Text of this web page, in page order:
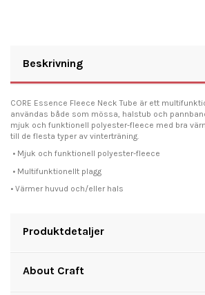
Beskrivning
CORE Essence Fleece Neck Tube är ett
användas både som mössa, halstub och
mjuk och funktionell polyester-fleece med bra
till de flesta typer av vinterträning.
• Mjuk och funktionell polyester-fleece
• Multifunktionellt plagg
• Värmer huvud och/eller hals
Produktdetaljer
About Craft